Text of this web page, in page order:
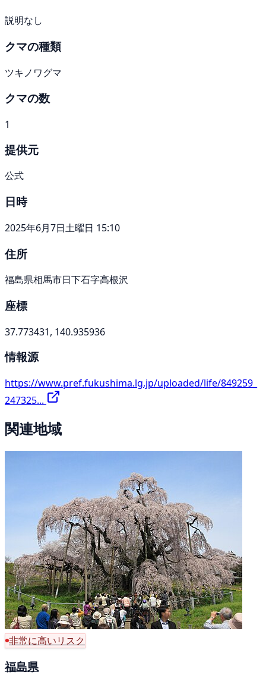
説明なし
クマの種類
ツキノワグマ
クマの数
1
提供元
公式
日時
2025年6月7日土曜日 15:10
住所
福島県相馬市日下石字高根沢
座標
37.773431, 140.935936
情報源
https://www.pref.fukushima.lg.jp/uploaded/life/849259_
247325...
関連地域
非常に高いリスク
福島県